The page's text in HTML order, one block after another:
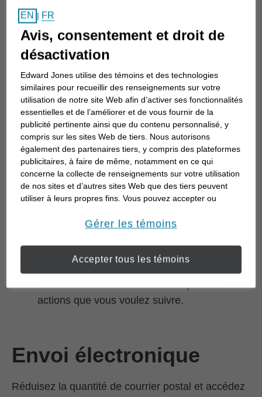
Voici quelques-unes des caractéristiques dont
vous profiterez avec Accès en ligne :
Consultation de vos comptes Edward Jones,
de vos relevés de compte courants et
passés, des avis d’exécution et des
documents réglementaires, ainsi que de vos
documents fiscaux
Communication en toute sécurité de
documents financiers et de messages avec
votre représentant en services financiers.
Consultation de rapports personnalisés et
réception de messages de votre représentant
en services financiers
recevoir des avis lorsque vos documents sont
Créer des listes de surveillance pour les
actions que vous voulez suivre.
Envoi électronique
Réduisez la quantité de courrier postal et accédez
EN | FR
Avis, consentement et droit de
désactivation
Edward Jones utilise des témoins et des technologies
similaires pour recueillir des renseignements sur votre
utilisation de notre site Web afin d’activer ses fonctionnalités
essentielles et de l’améliorer et de vous fournir de la
publicité pertinente ainsi que du contenu personnalisé, y
compris sur les sites Web de tiers. Nous autorisons
également des partenaires tiers, y compris des plateformes
publicitaires, à faire de même, notamment en ce qui
concerne la collecte de renseignements sur votre utilisation
de nos sites et d’autres sites Web que des tiers peuvent
utiliser à leurs propres fins. Vous pouvez accepter ou
Pour en savoir plus sur la façon dont nous utilisons les
veuillez consulter notreDéclaration de confidentialité de
l’information transmise en ligne opens in a new window
.
Gérer les témoins
Accepter tous les témoins